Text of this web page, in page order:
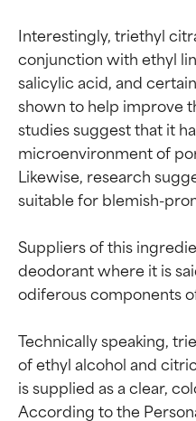
Interestingly, triethyl
conjunction with ethyl
salicylic acid, and
shown to help improve
studies suggest that it
microenvironment of
Likewise, research
suitable for blemish-
Suppliers of this
deodorant where it is
odiferous components
Technically speaking,
of ethyl alcohol and
is supplied as a clear,
According to the